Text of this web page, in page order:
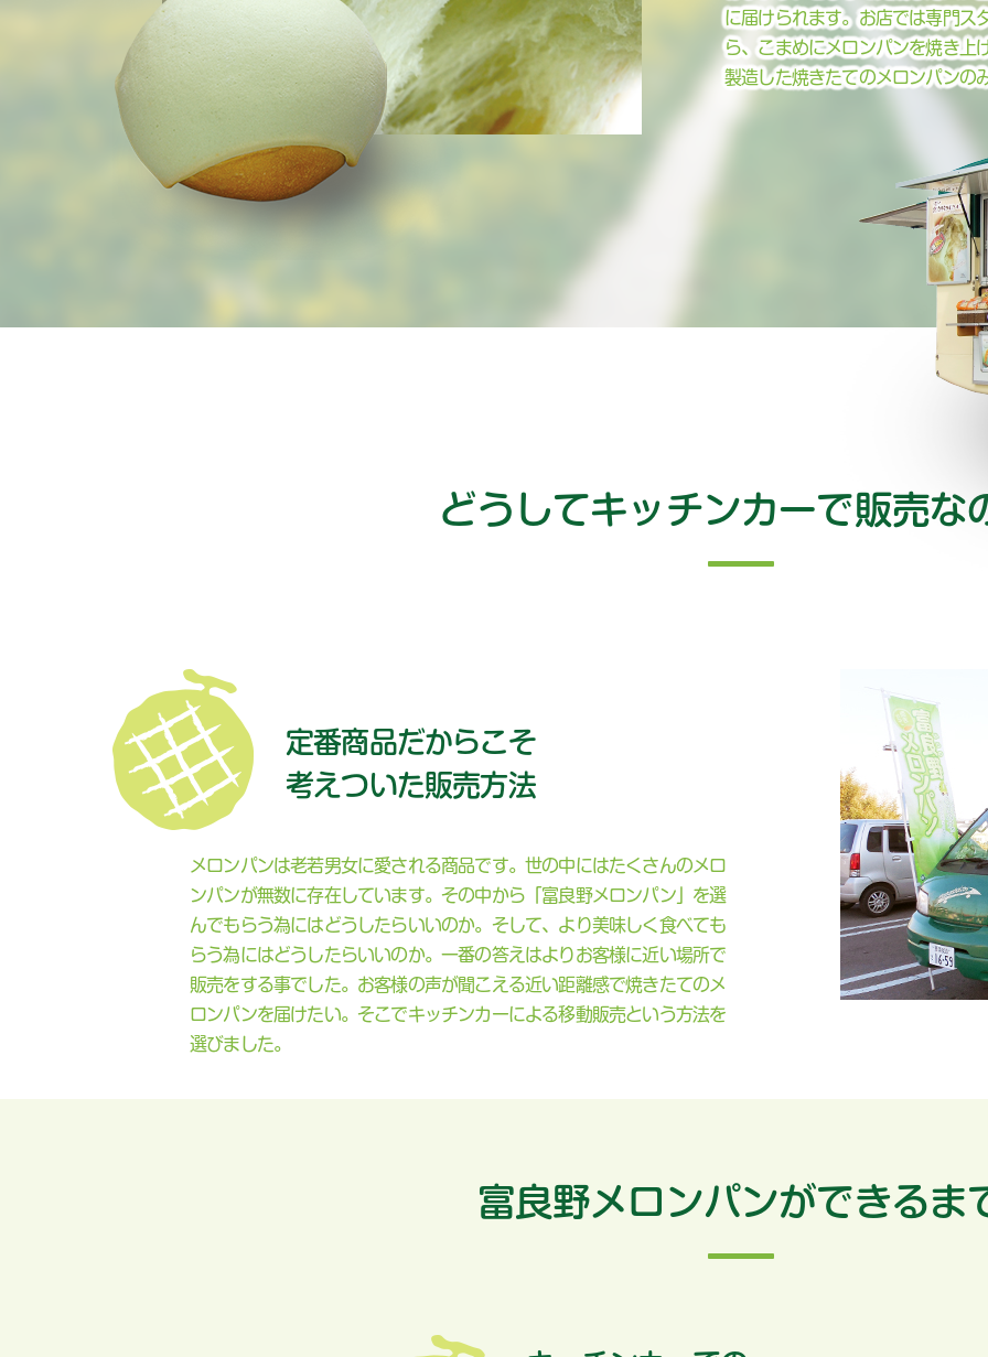
に届けられます。お店では専門ス
ら、こまめにメロンパンを焼き上
製造した焼きたてのメロンパンの
どうしてキッチンカーで販売な
定番商品だからこそ
考えついた販売方法
メロンパンは老若男女に愛される商品です。世の中にはたくさんのメロ
ンパンが無数に存在しています。その中から「富良野メロンパン」を選
んでもらう為にはどうしたらいいのか。そして、より美味しく食べても
らう為にはどうしたらいいのか。一番の答えはよりお客様に近い場所で
販売をする事でした。お客様の声が聞こえる近い距離感で焼きたてのメ
ロンパンを届けたい。そこでキッチンカーによる移動販売という方法を
選びました。
富良野メロンパンができるま